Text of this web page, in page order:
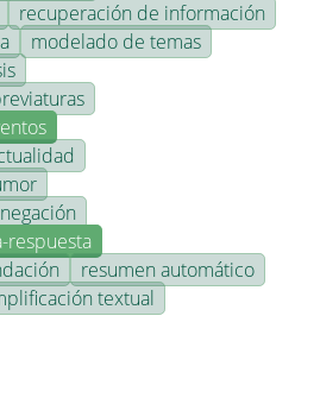
recuperación de información
modelado de temas
respuesta
resumen automático
textual